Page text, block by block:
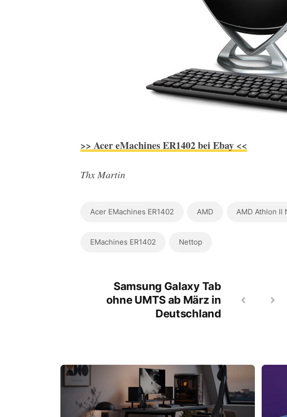
>> Acer eMachines ER1402 bei Ebay <<
Thx Martin
Acer EMachines ER1402 AMD AMD Athlon II
EMachines ER1402 Nettop
Samsung Galaxy Tab
ohne UMTS ab März in
Deutschland